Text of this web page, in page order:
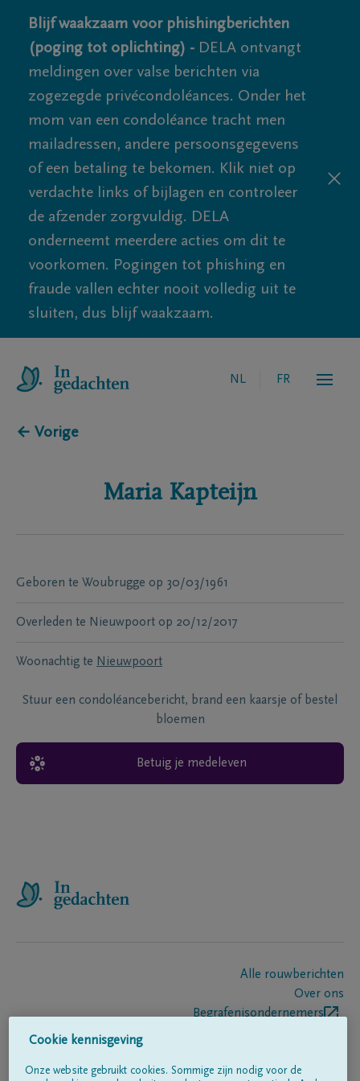
Blijf waakzaam voor phishingberichten
(poging tot oplichting) - DELA ontvangt
meldingen over valse berichten via
zogezegde privécondoléances. Onder het
mom van een condoléance tracht men
mailadressen, andere persoonsgegevens
of een betaling te bekomen. Klik niet op
verdachte links of bijlagen en controleer
de afzender zorgvuldig. DELA
onderneemt meerdere acties om dit te
voorkomen. Pogingen tot phishing en
fraude vallen echter nooit volledig uit te
sluiten, dus blijf waakzaam.
NL FR
← Vorige
Maria Kapteijn
Geboren te Woubrugge op 30/03/1961
Overleden te Nieuwpoort op 20/12/2017
Woonachtig te Nieuwpoort
Stuur een condoléancebericht, brand een kaarsje of bestel
bloemen
Betuig je medeleven
Alle rouwberichten
Over ons
Begrafenisondernemers
Cookie kennisgeving
Onze website gebruikt cookies. Sommige zijn nodig voor de